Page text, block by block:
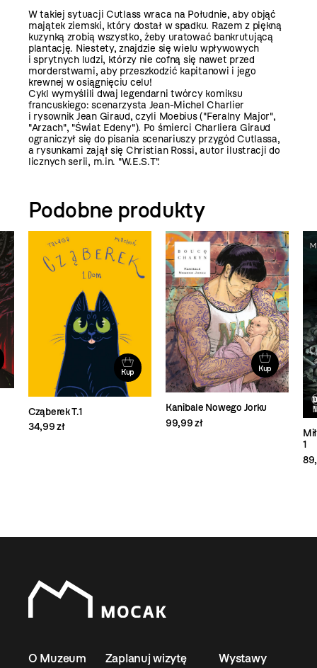
W takiej sytuacji Cutlass wraca na Południe, aby objąć
majątek ziemski, który dostał w spadku. Razem z piękną
kuzynką zrobią wszystko, żeby uratować bankrutującą
plantację. Niestety, znajdzie się wielu wpływowych
i sprytnych ludzi, którzy nie cofną się nawet przed
morderstwami, aby przeszkodzić kapitanowi i jego
krewnej w osiągnięciu celu!
Cykl wymyślili dwaj legendarni twórcy komiksu
francuskiego: scenarzysta Jean-Michel Charlier
i rysownik Jean Giraud, czyli Moebius ("Feralny Major",
"Arzach", "Świat Edeny"). Po śmierci Charliera Giraud
ograniczył się do pisania scenariuszy przygód Cutlassa,
a rysunkami zajął się Christian Rossi, autor ilustracji do
licznych serii, m.in. "W.E.S.T".
Podobne produkty
Kup
Cząberek T.1
34,99 zł
Kup
Kanibale Nowego Jorku
99,99 zł
1
O Muzeum Zaplanuj wizytę Wystawy